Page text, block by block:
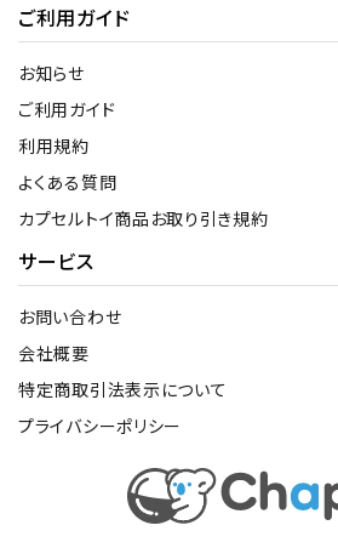
ご利用ガイド
お知らせ
ご利用ガイド
利用規約
よくある質問
カプセルトイ商品お取り引き規約
サービス
お問い合わせ
会社概要
特定商取引法表示について
プライバシーポリシー